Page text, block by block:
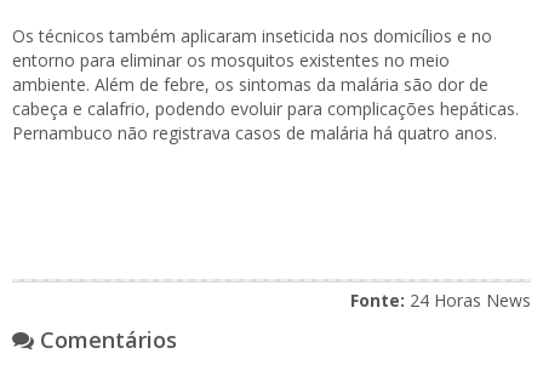
Os técnicos também aplicaram inseticida nos domicílios e no
entorno para eliminar os mosquitos existentes no meio
ambiente. Além de febre, os sintomas da malária são dor de
cabeça e calafrio, podendo evoluir para complicações hepáticas.
Pernambuco não registrava casos de malária há quatro anos.
Fonte: 24 Horas News
Comentários